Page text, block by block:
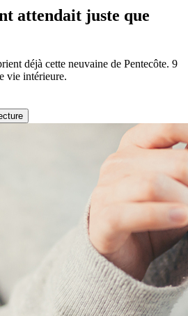
attendait juste que
déjà cette neuvaine de Pentecôte. 9
vie intérieure.